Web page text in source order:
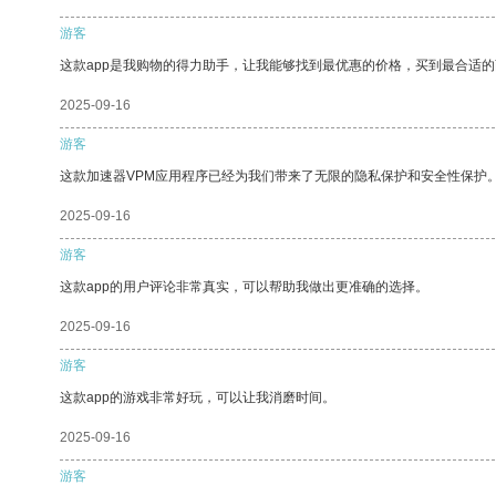
游客
这款app是我购物的得力助手，让我能够找到最优惠的价格，买到最合适的
2025-09-16
游客
这款加速器VPM应用程序已经为我们带来了无限的隐私保护和安全性保护。
2025-09-16
游客
这款app的用户评论非常真实，可以帮助我做出更准确的选择。
2025-09-16
游客
这款app的游戏非常好玩，可以让我消磨时间。
2025-09-16
游客